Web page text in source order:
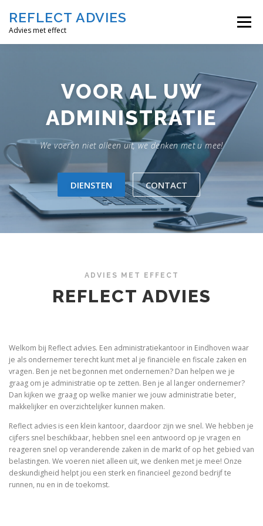
naarREFLECT ADVIES
Advies met effect
Menu
CONTACT
VOOR AL UW
ADMINISTRATIE
We voeren niet alleen uit, we denken met u mee!
DIENSTEN CONTACT
ADVIES MET EFFECT
REFLECT ADVIES
Welkom bij Reflect advies. Een administratiekantoor in Eindhoven waar
je als ondernemer terecht kunt met al je financiële en fiscale zaken en
vragen. Ben je net begonnen met ondernemen? Dan helpen we je
graag om je administratie op te zetten. Ben je al langer ondernemer?
Dan kijken we graag op welke manier we jouw administratie beter,
makkelijker en overzichtelijker kunnen maken.
Reflect advies is een klein kantoor, daardoor zijn we snel. We hebben je
cijfers snel beschikbaar, hebben snel een antwoord op je vragen en
reageren snel op veranderende zaken in de markt of op het gebied van
belastingen. We voeren niet alleen uit, we denken met je mee! Onze
deskundigheid helpt jou een sterk en financieel gezond bedrijf te
runnen, nu en in de toekomst.